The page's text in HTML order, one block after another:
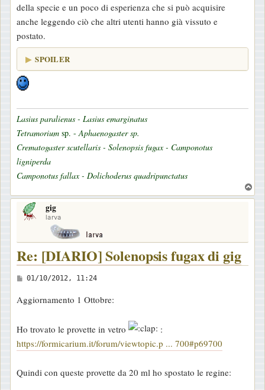
della specie e un poco di esperienza che si può acquisire
anche leggendo ciò che altri utenti hanno già vissuto e
postato.
SPOILER
Lasius paralienus - Lasius emarginatus
Tetramorium sp. -Aphaenogaster sp.
Crematogaster scutellaris - Solenopsis fugax - Camponotus
ligniperda
Camponotus fallax - Dolichoderus quadripunctatus
o
gig
larva
Re: [DIARIO] Solenopsis fugax di gig
M
s
a
g
i
01/10/2012, 11:24
Aggiornamento 1 Ottobre:
Ho trovato le provette in vetro
:
https://formicarium.it/forum/viewtopic.p ... 700#p69700
Quindi con queste provette da 20 ml ho spostato le regine: